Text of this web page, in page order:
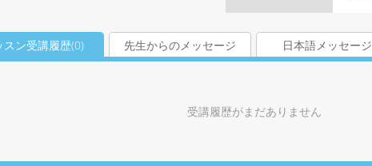
スン受講履歴(0) 先生からのメッセージ 日本語メッセージ
受講履歴がまだありません